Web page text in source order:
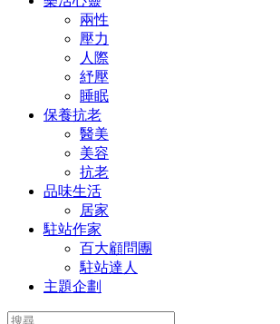
兩性
壓力
人際
紓壓
睡眠
保養抗老
醫美
美容
抗老
品味生活
居家
駐站作家
百大顧問團
駐站達人
主題企劃